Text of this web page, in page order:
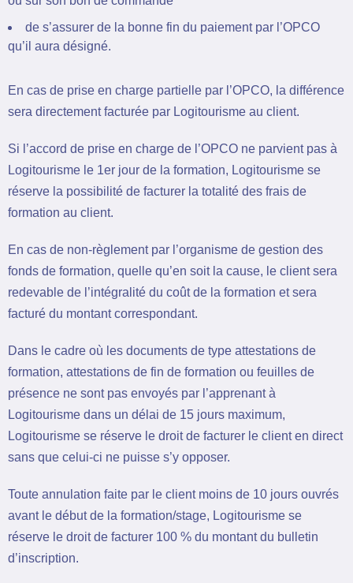
de s’assurer de la bonne fin du paiement par l’OPCO
qu’il aura désigné.
En cas de prise en charge partielle par l’OPCO, la différence
sera directement facturée par Logitourisme au client.
Si l’accord de prise en charge de l’OPCO ne parvient pas à
Logitourisme le 1er jour de la formation, Logitourisme se
réserve la possibilité de facturer la totalité des frais de
formation au client.
En cas de non-règlement par l’organisme de gestion des
fonds de formation, quelle qu’en soit la cause, le client sera
redevable de l’intégralité du coût de la formation et sera
facturé du montant correspondant.
Dans le cadre où les documents de type attestations de
formation, attestations de fin de formation ou feuilles de
présence ne sont pas envoyés par l’apprenant à
Logitourisme dans un délai de 15 jours maximum,
Logitourisme se réserve le droit de facturer le client en direct
sans que celui-ci ne puisse s’y opposer.
Toute annulation faite par le client moins de 10 jours ouvrés
avant le début de la formation/stage, Logitourisme se
réserve le droit de facturer 100 % du montant du bulletin
d’inscription.